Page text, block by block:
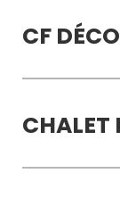
CF
CHALET